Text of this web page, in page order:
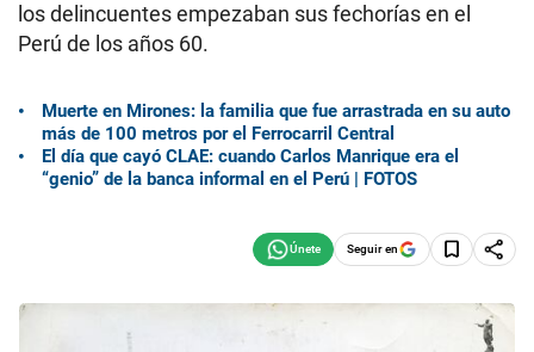
los delincuentes empezaban sus fechorías en el
Perú de los años 60.
Muerte en Mirones: la familia que fue arrastrada en su auto
más de 100 metros por el Ferrocarril Central
El día que cayó CLAE: cuando Carlos Manrique era el
“genio” de la banca informal en el Perú | FOTOS
Seguir en